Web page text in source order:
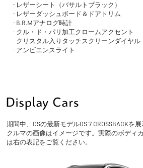
- レザーシート（バサルトブラック）
- レザーダッシュボード＆ドアトリム
- B.R.Mアナログ時計
- クル・ド・パリ加工クロームアクセント
- クリスタル入りタッチスクリーンダイヤル
- アンビエンスライト
期間中、DSの最新モデルDS 7 CROSSBACKを展
クルマの画像はイメージです。実際のボディ
は右の表記をご覧ください。